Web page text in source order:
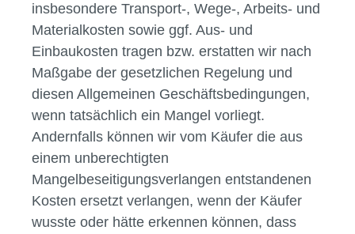
insbesondere Transport-, Wege-, Arbeits- und
Materialkosten sowie ggf. Aus- und
Einbaukosten tragen bzw. erstatten wir nach
Maßgabe der gesetzlichen Regelung und
diesen Allgemeinen Geschäftsbedingungen,
wenn tatsächlich ein Mangel vorliegt.
Andernfalls können wir vom Käufer die aus
einem unberechtigten
Mangelbeseitigungsverlangen entstandenen
Kosten ersetzt verlangen, wenn der Käufer
wusste oder hätte erkennen können, dass